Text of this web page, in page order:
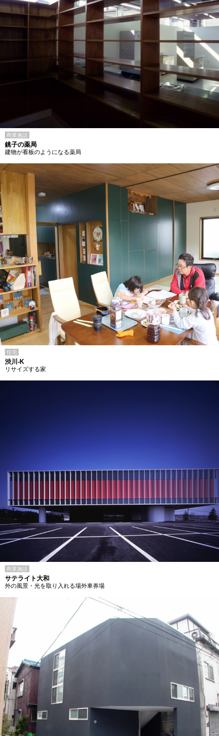
商業施設
銚子の薬局
建物が看板のようになる薬局
住宅
渋川-K
リサイズする家
商業施設
サテライト大和
外の風景・光を取り入れる場外車券場